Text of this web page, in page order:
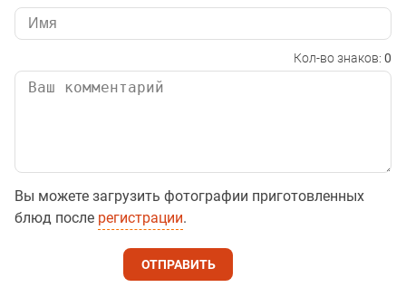
Кол-во знаков: 0
Вы можете загрузить фотографии приготовленных
блюд после регистрации.
ОТПРАВИТЬ